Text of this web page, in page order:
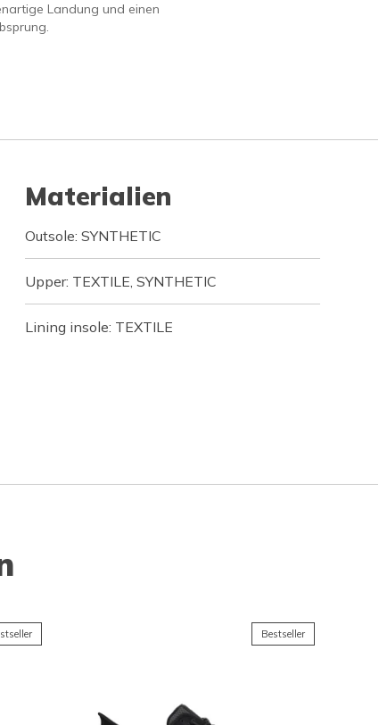
Landung und einen
Materialien
Outsole: SYNTHETIC
Upper: TEXTILE, SYNTHETIC
Lining insole: TEXTILE
Bestseller